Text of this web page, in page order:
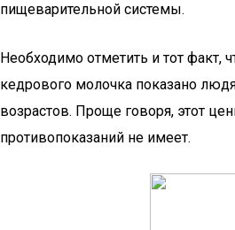
пищеварительной системы.
Необходимо отметить и тот факт,
кедрового молочка показано
возрастов. Проще говоря, этот
противопоказаний не имеет.